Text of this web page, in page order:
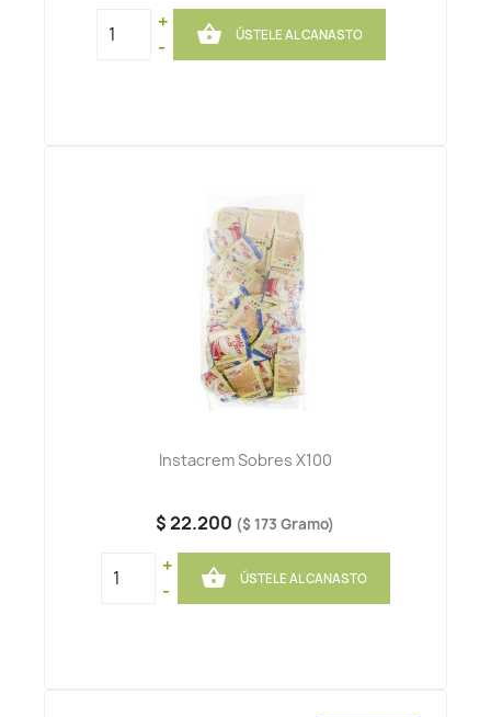
+
-
 ÚSTELE AL CANASTO
Instacrem Sobres X100
$ 22.200 ($ 173 Gramo)
+
-
 ÚSTELE AL CANASTO